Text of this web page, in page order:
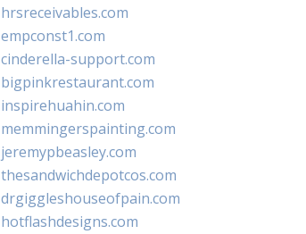
hrsreceivables.com
empconst1.com
cinderella-support.com
bigpinkrestaurant.com
inspirehuahin.com
memmingerspainting.com
jeremypbeasley.com
thesandwichdepotcos.com
drgiggleshouseofpain.com
hotflashdesigns.com